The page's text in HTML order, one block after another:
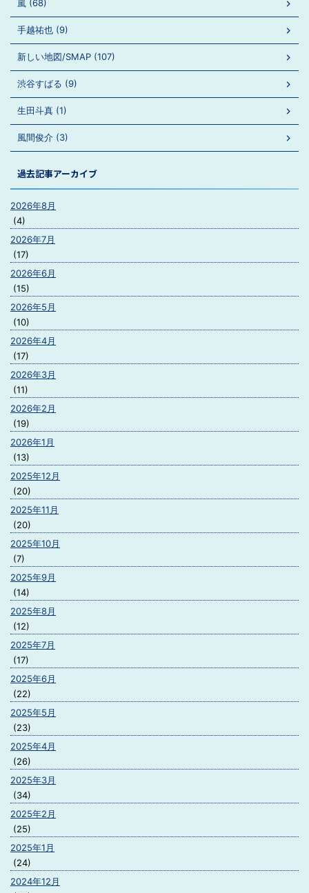
嵐 (68)
手越祐也 (9)
新しい地図/SMAP (107)
渋谷すばる (9)
生田斗真 (1)
風間俊介 (3)
過去記事アーカイブ
2026年8月
(4)
2026年7月
(17)
2026年6月
(15)
2026年5月
(10)
2026年4月
(17)
2026年3月
(11)
2026年2月
(19)
2026年1月
(13)
2025年12月
(20)
2025年11月
(20)
2025年10月
(7)
2025年9月
(14)
2025年8月
(12)
2025年7月
(17)
2025年6月
(22)
2025年5月
(23)
2025年4月
(26)
2025年3月
(34)
2025年2月
(25)
2025年1月
(24)
2024年12月